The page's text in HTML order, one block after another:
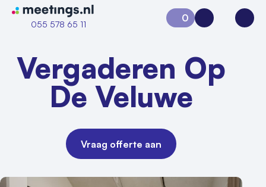
Naar home van Meetings
055 578 65 11
0
Aanvraag 0Inloggen
Vergaderen Op
De Veluwe
Vraag offerte aan